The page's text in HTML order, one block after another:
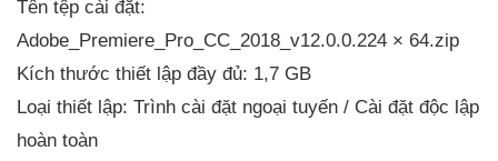
Tên tệp cài đặt:
Adobe_Premiere_Pro_CC_2018_v12.0.0.224 × 64.zip
Kích thước thiết lập đầy đủ: 1,7 GB
Loại thiết lập: Trình cài đặt ngoại tuyến / Cài đặt độc lập
hoàn toàn